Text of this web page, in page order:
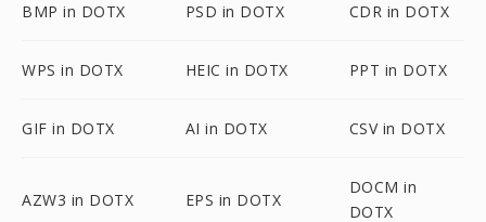
BMP in DOTX PSD in DOTX CDR in DOTX
WPS in DOTX HEIC in DOTX PPT in DOTX
GIF in DOTX AI in DOTX CSV in DOTX
AZW3 in DOTX EPS in DOTX
DOCM in
DOTX